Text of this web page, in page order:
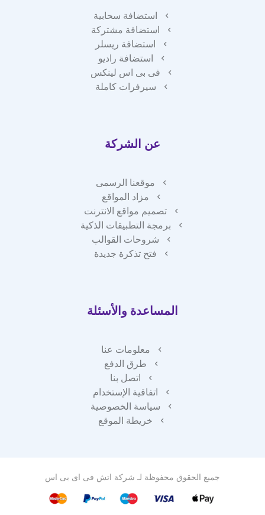
استضافة سحابية
استضافة مشتركة
استضافة ريسلر
استضافة راديو
فى بى اس لينكس
سيرفرات كاملة
عن الشركة
موقعنا الرسمى
مزاد المواقع
تصميم مواقع الانترنت
برمجة التطبيقات الذكية
شروحات القوالب
فتح تذكرة جديدة
المساعدة والأسئلة
معلومات عنا
طرق الدفع
اتصل بنا
اتفاقية الإستخدام
سياسة الخصوصية
خريطة الموقع
جميع الحقوق محفوظة لـ شركة اتش فى اى بى اس